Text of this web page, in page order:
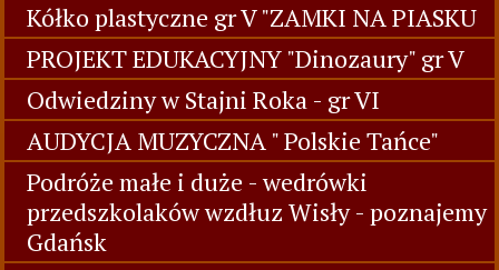
Kółko plastyczne gr V "ZAMKI NA PIASKU
PROJEKT EDUKACYJNY "Dinozaury" gr V
Odwiedziny w Stajni Roka - gr VI
AUDYCJA MUZYCZNA " Polskie Tańce"
Podróże małe i duże - wedrówki
przedszkolaków wzdłuz Wisły - poznajemy
Gdańsk